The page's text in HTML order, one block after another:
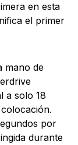
en esta
el primer
mano de
a solo 18
por
durante